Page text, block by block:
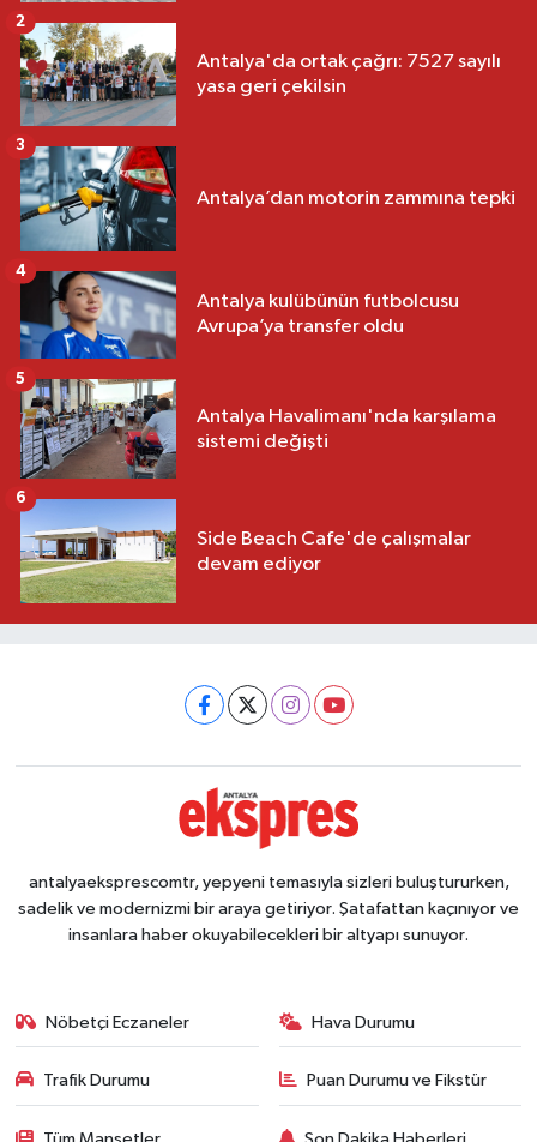
Antalya'da ortak çağrı: 7527 sayılı
yasa geri çekilsin
2
Antalya’dan motorin zammına tepki
3
Antalya kulübünün futbolcusu
Avrupa’ya transfer oldu
4
Antalya Havalimanı'nda karşılama
sistemi değişti
5
Side Beach Cafe'de çalışmalar
devam ediyor
6
antalyaeksprescomtr, yepyeni temasıyla sizleri buluştururken,
sadelik ve modernizmi bir araya getiriyor. Şatafattan kaçınıyor ve
insanlara haber okuyabilecekleri bir altyapı sunuyor.
Nöbetçi Eczaneler Hava Durumu
Trafik Durumu Puan Durumu ve Fikstür
Tüm Manşetler Son Dakika Haberleri